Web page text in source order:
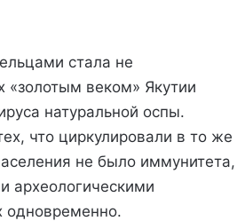
стала не
«золотым веком» Якутии
натуральной оспы.
что циркулировали в то же
не было иммунитета,
археологическими
одновременно.